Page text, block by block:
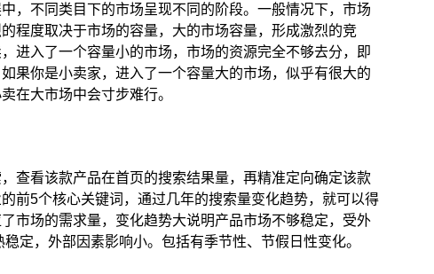
，不同类目下的市场呈现不同的阶段。一般情况下，市场
程度取决于市场的容量，大的市场容量，形成激烈的竞
进入了一个容量小的市场，市场的资源完全不够去分，即
果你是小卖家，进入了一个容量大的市场，似乎有很大的
在大市场中会寸步难行。
查看该款产品在首页的搜索结果量，再精准定向确定该款
前5个核心关键词，通过几年的搜索量变化趋势，就可以得
市场的需求量，变化趋势大说明产品市场不够稳定，受外
定，外部因素影响小。包括有季节性、节假日性变化。